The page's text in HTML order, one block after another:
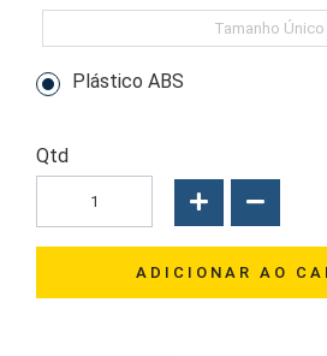
Tamanho Único
Plástico ABS
Qtd
ADICIONAR AO